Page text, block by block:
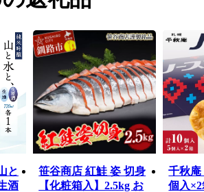
と
酒
笹谷商店 紅鮭 姿 切身
【化粧箱入】2.5kg お
千秋庵
個入